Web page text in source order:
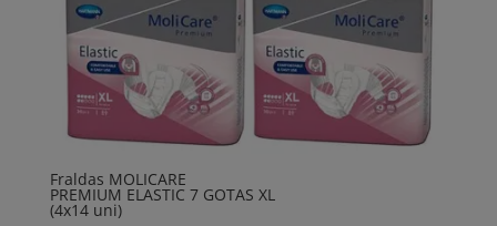
Fraldas MOLICARE
PREMIUM ELASTIC 7 GOTAS XL
(4x14 uni)